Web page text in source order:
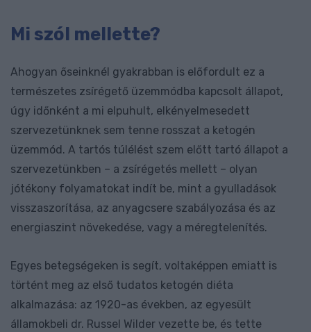
Mi szól mellette?
Ahogyan őseinknél gyakrabban is előfordult ez a
természetes zsírégető üzemmódba kapcsolt állapot,
úgy időnként a mi elpuhult, elkényelmesedett
szervezetünknek sem tenne rosszat a ketogén
üzemmód. A tartós túlélést szem előtt tartó állapot a
szervezetünkben – a zsírégetés mellett – olyan
jótékony folyamatokat indít be, mint a gyulladások
visszaszorítása, az anyagcsere szabályozása és az
energiaszint növekedése, vagy a méregtelenítés.
Egyes betegségeken is segít, voltaképpen emiatt is
történt meg az első tudatos ketogén diéta
alkalmazása: az 1920-as években, az egyesült
államokbeli dr. Russel Wilder vezette be, és tette